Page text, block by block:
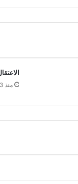
منذ 3 أيام